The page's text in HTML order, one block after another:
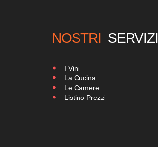
NOSTRI SERVIZI
I Vini
La Cucina
Le Camere
Listino Prezzi